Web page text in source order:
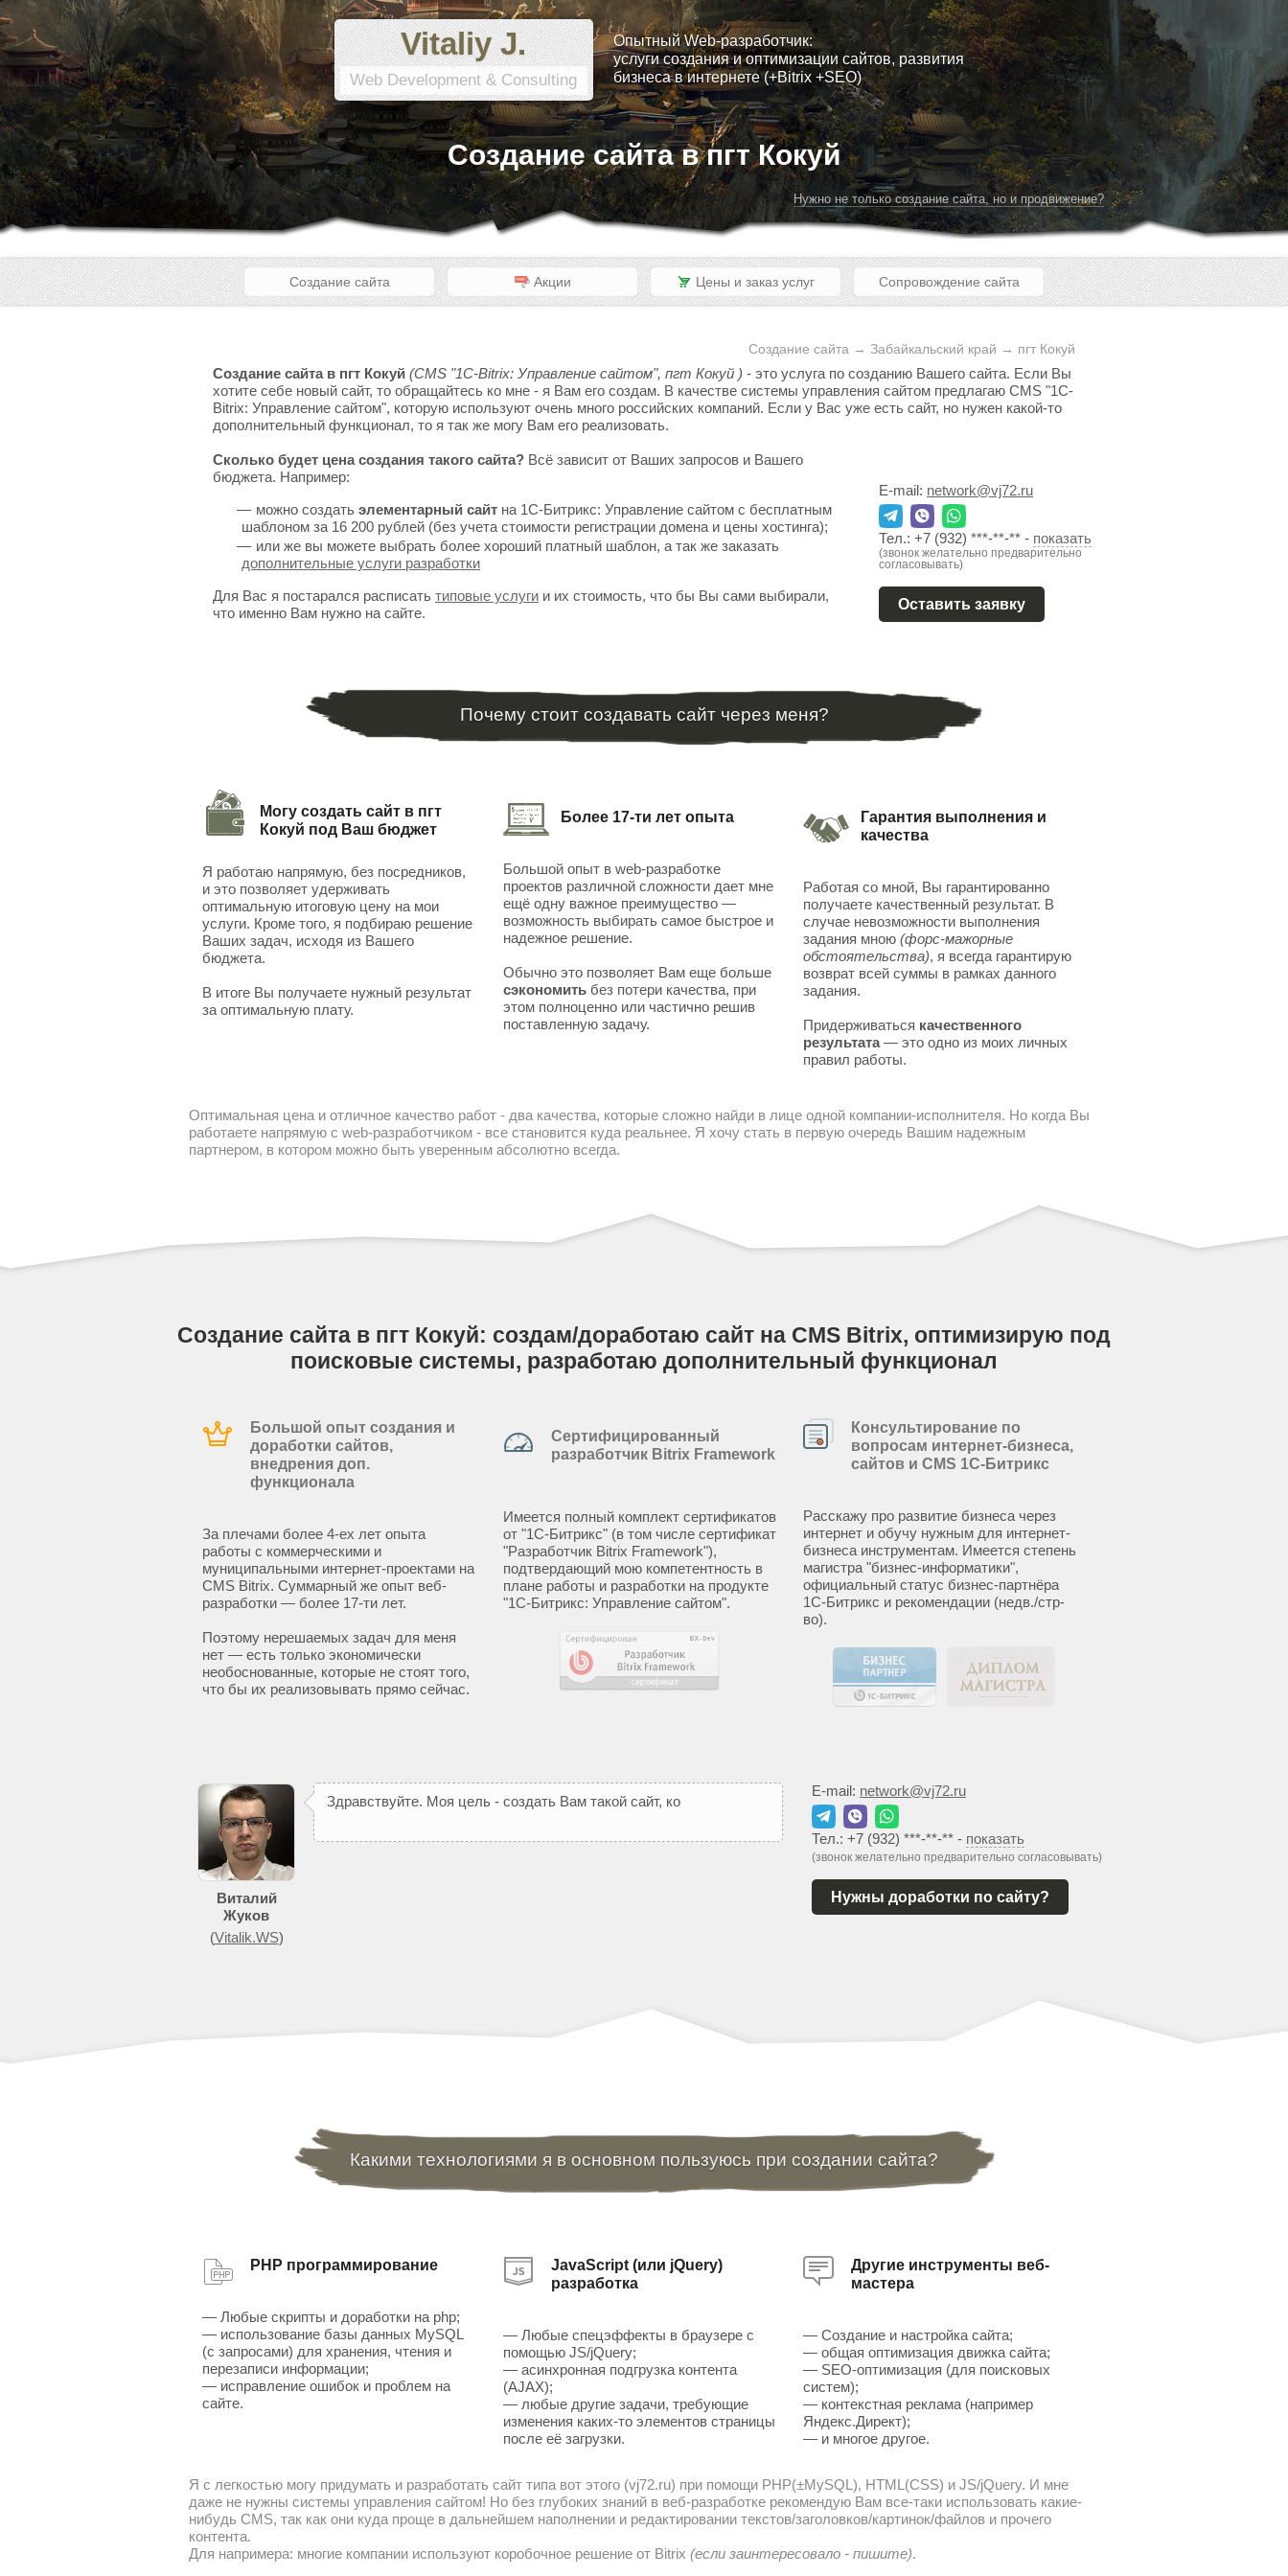
Vitaliy J.
Web Development & Consulting
Опытный Web-разработчик:
услуги создания и оптимизации сайтов, развития
бизнеса в интернете (+Bitrix +SEO)
Создание сайта в пгт Кокуй
Нужно не только создание сайта, но и продвижение?
Создание сайта Акции Цены и заказ услуг Сопровождение сайта
Создание сайта → Забайкальский край → пгт Кокуй
Создание сайта в пгт Кокуй (CMS "1C-Bitrix: Управление сайтом", пгт Кокуй ) - это услуга по созданию Вашего сайта. Если Вы
хотите себе новый сайт, то обращайтесь ко мне - я Вам его создам. В качестве системы управления сайтом предлагаю CMS "1C-
Bitrix: Управление сайтом", которую используют очень много российских компаний. Если у Вас уже есть сайт, но нужен какой-то
дополнительный функционал, то я так же могу Вам его реализовать.
Сколько будет цена создания такого сайта? Всё зависит от Ваших запросов и Вашего
бюджета. Например:
можно создать элементарный сайт на 1С-Битрикс: Управление сайтом с бесплатным
шаблоном за 16 200 рублей (без учета стоимости регистрации домена и цены хостинга);
или же вы можете выбрать более хороший платный шаблон, а так же заказать
дополнительные услуги разработки
Для Вас я постарался расписать типовые услуги и их стоимость, что бы Вы сами выбирали,
что именно Вам нужно на сайте.
E-mail: network@vj72.ru
Тел.: +7 (932) ***-**-** - показать
(звонок желательно предварительно
согласовывать)
Оставить заявку
Почему стоит создавать сайт через меня?
Могу создать сайт в пгт
Кокуй под Ваш бюджет
Я работаю напрямую, без посредников,
и это позволяет удерживать
оптимальную итоговую цену на мои
услуги. Кроме того, я подбираю решение
Ваших задач, исходя из Вашего
бюджета.
В итоге Вы получаете нужный результат
за оптимальную плату.
Более 17-ти лет опыта
Большой опыт в web-разработке
проектов различной сложности дает мне
ещё одну важное преимущество —
возможность выбирать самое быстрое и
надежное решение.
Обычно это позволяет Вам еще больше
сэкономитьбез потери качества, при
этом полноценно или частично решив
поставленную задачу.
Гарантия выполнения и
качества
Работая со мной, Вы гарантированно
получаете качественный результат. В
случае невозможности выполнения
задания мною(форс-мажорные
обстоятельства), я всегда гарантирую
возврат всей суммы в рамках данного
задания.
Придерживаться качественного
результата— это одно из моих личных
правил работы.
Оптимальная цена и отличное качество работ - два качества, которые сложно найди в лице одной компании-исполнителя. Но когда Вы
работаете напрямую с web-разработчиком - все становится куда реальнее. Я хочу стать в первую очередь Вашим надежным
партнером, в котором можно быть уверенным абсолютно всегда.
Создание сайта в пгт Кокуй: создам/доработаю сайт на CMS Bitrix, оптимизирую под
поисковые системы, разработаю дополнительный функционал
Большой опыт создания и
доработки сайтов,
внедрения доп.
функционала
За плечами более 4-ех лет опыта
работы с коммерческими и
муниципальными интернет-проектами на
CMS Bitrix. Суммарный же опыт веб-
разработки — более 17-ти лет.
Поэтому нерешаемых задач для меня
нет — есть только экономически
необоснованные, которые не стоят того,
что бы их реализовывать прямо сейчас.
Сертифицированный
разработчик Bitrix Framework
Имеется полный комплект сертификатов
от "1С-Битрикс" (в том числе сертификат
"Разработчик Bitrix Framework"),
подтвердающий мою компетентность в
плане работы и разработки на продукте
"1С-Битрикс: Управление сайтом".
Консультирование по
вопросам интернет-бизнеса,
сайтов и CMS 1С-Битрикс
Расскажу про развитие бизнеса через
интернет и обучу нужным для интернет-
бизнеса инструментам. Имеется степень
магистра "бизнес-информатики",
официальный статус бизнес-партнёра
1С-Битрикс и рекомендации (недв./стр-
во).
Виталий
Жуков
(Vitalik.WS)
Здравствуйте. Моя цель - создать Вам такой сайт, ко
E-mail: network@vj72.ru
Тел.: +7 (932) ***-**-** - показать
(звонок желательно предварительно согласовывать)
Нужны доработки по сайту?
Какими технологиями я в основном пользуюсь при создании сайта?
PHP программирование
— Любые скрипты и доработки на php;
— использование базы данных MySQL
(с запросами) для хранения, чтения и
перезаписи информации;
— исправление ошибок и проблем на
сайте.
JavaScript (или jQuery)
разработка
— Любые спецэффекты в браузере с
помощью JS/jQuery;
— асинхронная подгрузка контента
(AJAX);
— любые другие задачи, требующие
изменения каких-то элементов страницы
после её загрузки.
Другие инструменты веб-
мастера
— Создание и настройка сайта;
— общая оптимизация движка сайта;
— SEO-оптимизация (для поисковых
систем);
— контекстная реклама (например
Яндекс.Директ);
— и многое другое.
Я с легкостью могу придумать и разработать сайт типа вот этого (vj72.ru) при помощи PHP(±MySQL), HTML(CSS) и JS/jQuery. И мне
даже не нужны системы управления сайтом! Но без глубоких знаний в веб-разработке рекомендую Вам все-таки использовать какие-
нибудь CMS, так как они куда проще в дальнейшем наполнении и редактировании текстов/заголовков/картинок/файлов и прочего
контента.
Для напримера: многие компании используют коробочное решение от Bitrix (если заинтересовало - пишите).